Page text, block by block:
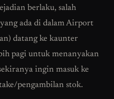
berlaku, salah
ada di dalam Airport
datang ke kaunter
pagi untuk menanyakan
ingin masuk ke
pengambilan stok.